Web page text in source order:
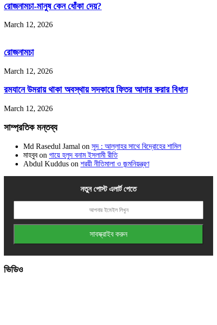
রোজনামচা-মানুষ কেন ধোঁকা দেয়?
March 12, 2026
রোজনামচা
March 12, 2026
রমযানে উমরায় থাকা অবস্থায় সদকায়ে ফিতর আদার করার বিধান
March 12, 2026
সাম্প্রতিক মন্তব্য
Md Rasedul Jamal on সুদ : আল্লাহর সাথে বিদ্রোহের শামিল
মাহবুবon গায়ে হলুদ বনাম ইসলামী রীতি
Abdul Kuddus on শরয়ী নীতিমালা ও জন্মনিয়ন্ত্রণ
নতুন পোস্ট এলার্ট পেতে
ভিডিও